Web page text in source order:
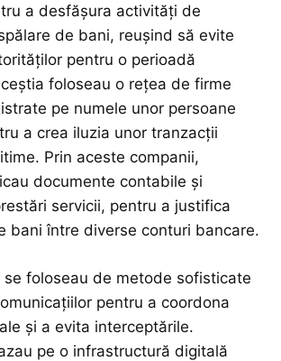
a desfășura activități de
de bani, reușind să evite
pentru o perioadă
foloseau o rețea de firme
pe numele unor persoane
a crea iluzia unor tranzacții
Prin aceste companii,
documente contabile și
servicii, pentru a justifica
bani între diverse conturi bancare.
se foloseau de metode sofisticate
pentru a coordona
și a evita interceptările.
pe o infrastructură digitală